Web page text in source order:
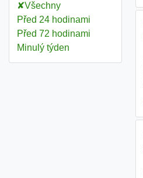
Všechny
Před 24 hodinami
Před 72 hodinami
Minulý týden